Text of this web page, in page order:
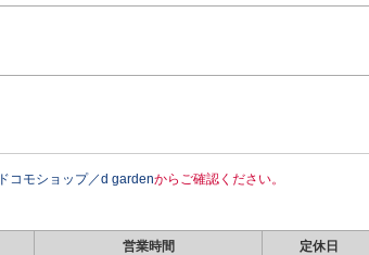
ドコモショップ／d gardenからご確認ください。
営業時間 定休日